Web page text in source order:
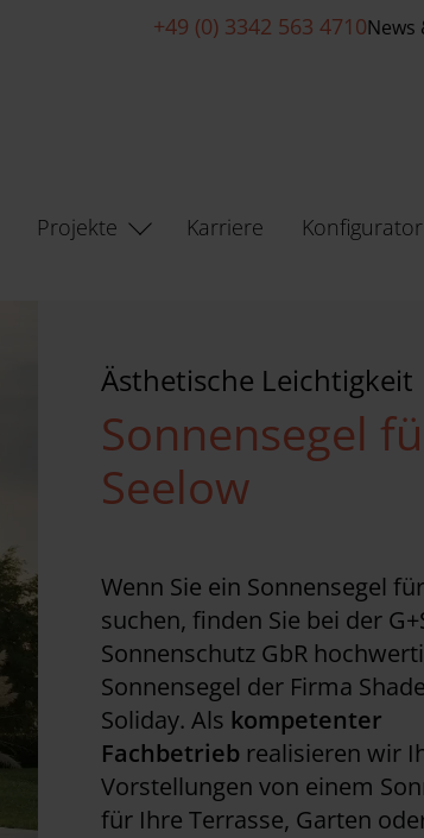
+49 (0) 3342 563 4710News
Projekte Karriere Konfigurator
Ästhetische Leichtigkeit
Sonnensegel
Seelow
Wenn Sie ein Sonnensegel
suchen, finden Sie bei der
Sonnenschutz GbR
Sonnensegel der Firma
Soliday. Als kompetenter
Fachbetrieb realisieren wir
Vorstellungen von einem
für Ihre Terrasse, Garten